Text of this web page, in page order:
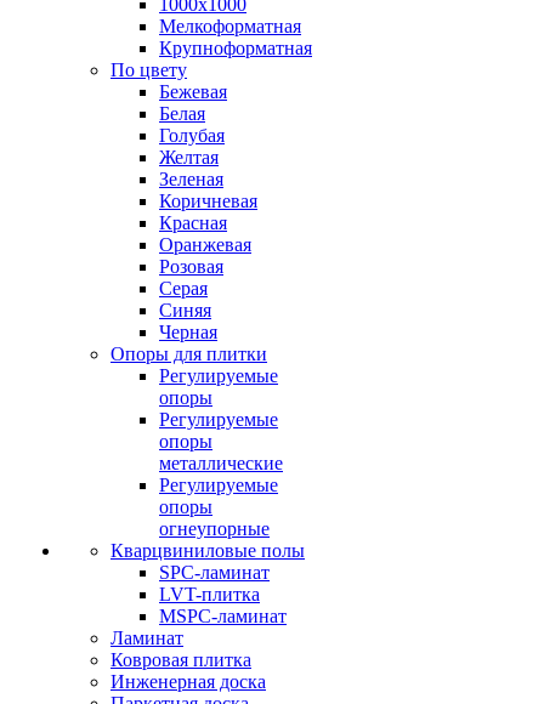
1000х1000
Мелкоформатная
Крупноформатная
По цвету
Бежевая
Белая
Голубая
Желтая
Зеленая
Коричневая
Красная
Оранжевая
Розовая
Серая
Синяя
Черная
Опоры для плитки
Регулируемые
опоры
Регулируемые
опоры
металлические
Регулируемые
опоры
огнеупорные
Кварцвиниловые полы
SPC-ламинат
LVT-плитка
MSPC-ламинат
Ламинат
Ковровая плитка
Инженерная доска